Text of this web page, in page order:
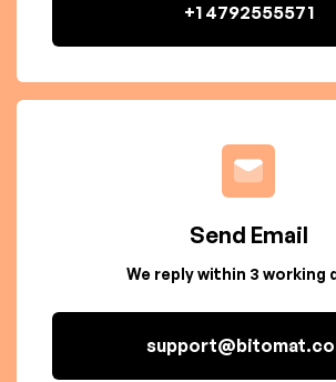
+1 4792555571
Send Email
We reply within 3 working